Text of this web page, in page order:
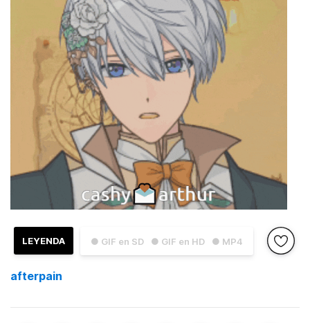
● GIF en SD ● GIF en HD ● MP4
LEYENDA
afterpain